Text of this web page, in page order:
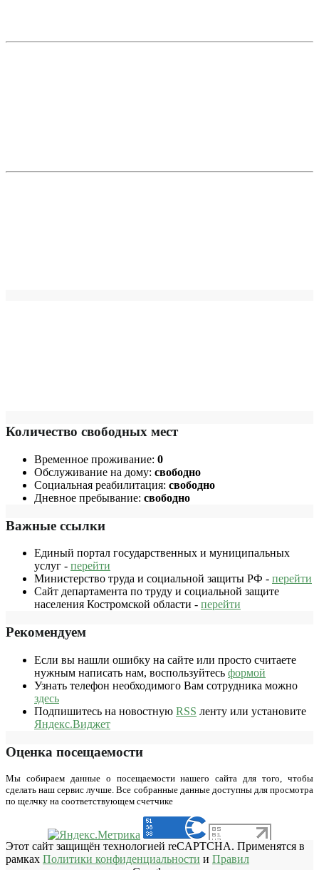
Количество свободных мест
Временное проживание: 0
Обслуживание на дому: свободно
Социальная реабилитация: свободно
Дневное пребывание: свободно
Важные ссылки
Единый портал государственных и муниципальных
услуг - перейти
Министерство труда и социальной защиты РФ - перейти
Сайт департамента по труду и социальной защите
населения Костромской области - перейти
Рекомендуем
Если вы нашли ошибку на сайте или просто считаете
нужным написать нам, воспользуйтесь формой
Узнать телефон необходимого Вам сотрудника можно
здесь
Подпишитесь на новостную RSS ленту или установите
Яндекс.Виджет
Оценка посещаемости
Мы собираем данные о посещаемости нашего сайта для того, чтобы
сделать наш сервис лучше. Все собранные данные доступны для просмотра
по щелчку на соответствующем счетчике
Этот сайт защищён технологией reCAPTCHA. Применятся в
рамках Политики конфиденциальности и Правил